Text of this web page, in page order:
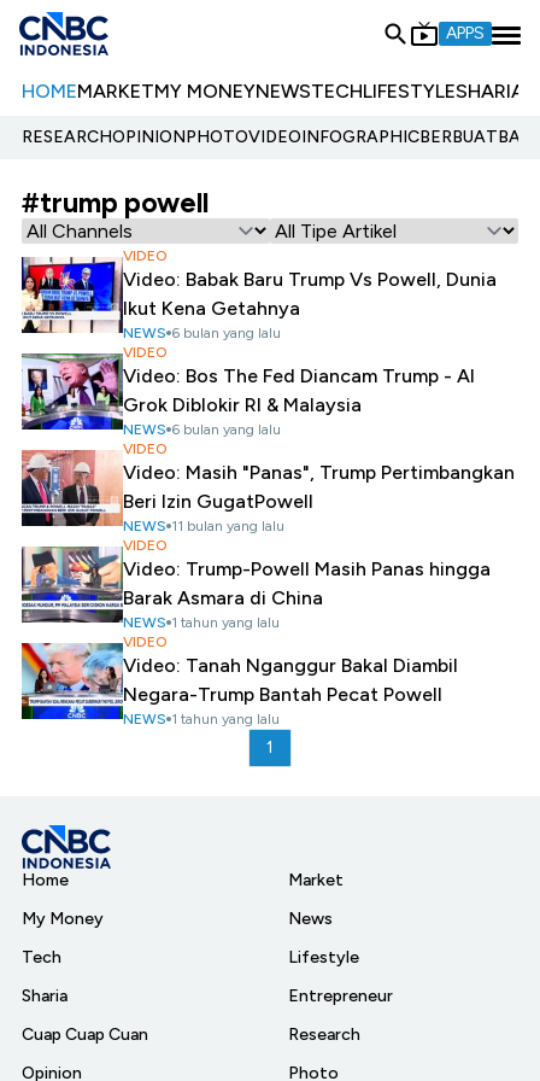
APPS
HOMEMARKETMY MONEYNEWSTECHLIFESTYLESHARIA
RESEARCHOPINIONPHOTOVIDEOINFOGRAPHIC
#trump powell
VIDEO
Video: Babak Baru Trump Vs Powell, Dunia
Ikut Kena Getahnya
NEWS 6 bulan yang lalu
VIDEO
Video: Bos The Fed Diancam Trump - AI
Grok Diblokir RI & Malaysia
NEWS 6 bulan yang lalu
VIDEO
Video: Masih "Panas", Trump Pertimbangkan
Beri Izin GugatPowell
NEWS 11 bulan yang lalu
VIDEO
Video: Trump-Powell Masih Panas hingga
Barak Asmara di China
NEWS 1 tahun yang lalu
VIDEO
Video: Tanah Nganggur Bakal Diambil
Negara-Trump Bantah Pecat Powell
NEWS 1 tahun yang lalu
1
Home
My Money
Tech
Sharia
Cuap Cuap Cuan
Opinion
Market
News
Lifestyle
Entrepreneur
Research
Photo